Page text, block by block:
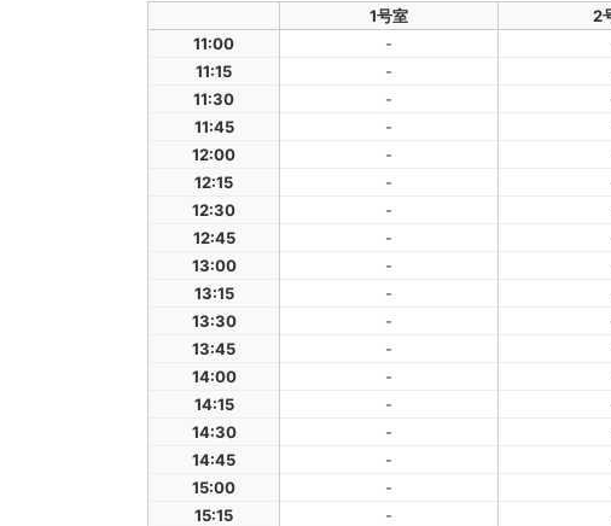
1号室 2
11:00
-
11:15
-
11:30
-
11:45
-
12:00
-
12:15
-
12:30
-
12:45
-
13:00
-
13:15
-
13:30
-
13:45
-
14:00
-
14:15
-
14:30
-
14:45
-
15:00
-
15:15
-